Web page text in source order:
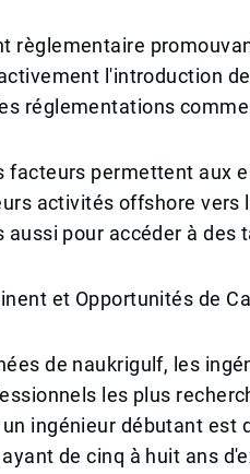
règlementaire
l'introduction
réglementations
facteurs permettent aux
activités offshore
aussi pour accéder à des
et Opportunités de
de naukrigulf, les
les plus
ingénieur débutant est
de cinq à huit ans